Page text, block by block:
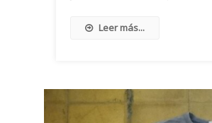
Leer más...